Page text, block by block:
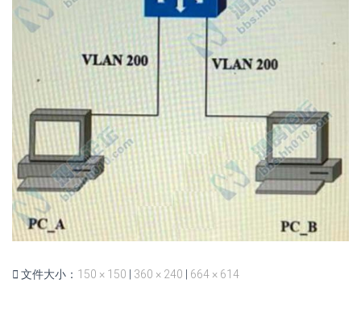
文件大小： 150 × 150 | 360 × 240 | 664 × 614